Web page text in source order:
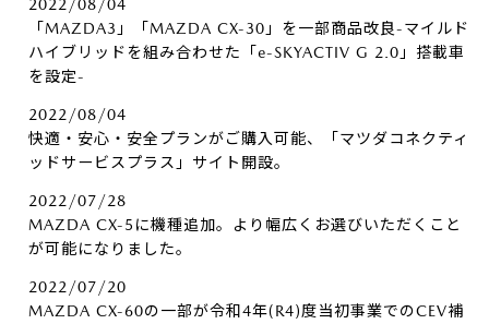
2022/08/04
「MAZDA3」「MAZDA CX-30」を一部商品改良-マイルド
ハイブリッドを組み合わせた「e-SKYACTIV G 2.0」搭載車
を設定-
2022/08/04
快適・安心・安全プランがご購入可能、「マツダコネクティ
ッドサービスプラス」サイト開設。
2022/07/28
MAZDA CX-5に機種追加。より幅広くお選びいただくこと
が可能になりました。
2022/07/20
MAZDA CX-60の一部が令和4年(R4)度当初事業でのCEV補